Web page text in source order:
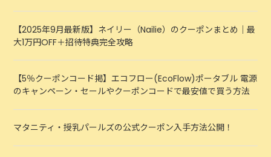
【2025年9月最新版】ネイリー（Nailie）のクーポンまとめ｜最
大1万円OFF＋招待特典完全攻略
【5％クーポンコード掲】エコフロー(EcoFlow)ポータブル 電源
のキャンペーン・セールやクーポンコードで最安値で買う方法
マタニティ・授乳パールズの公式クーポン入手方法公開！